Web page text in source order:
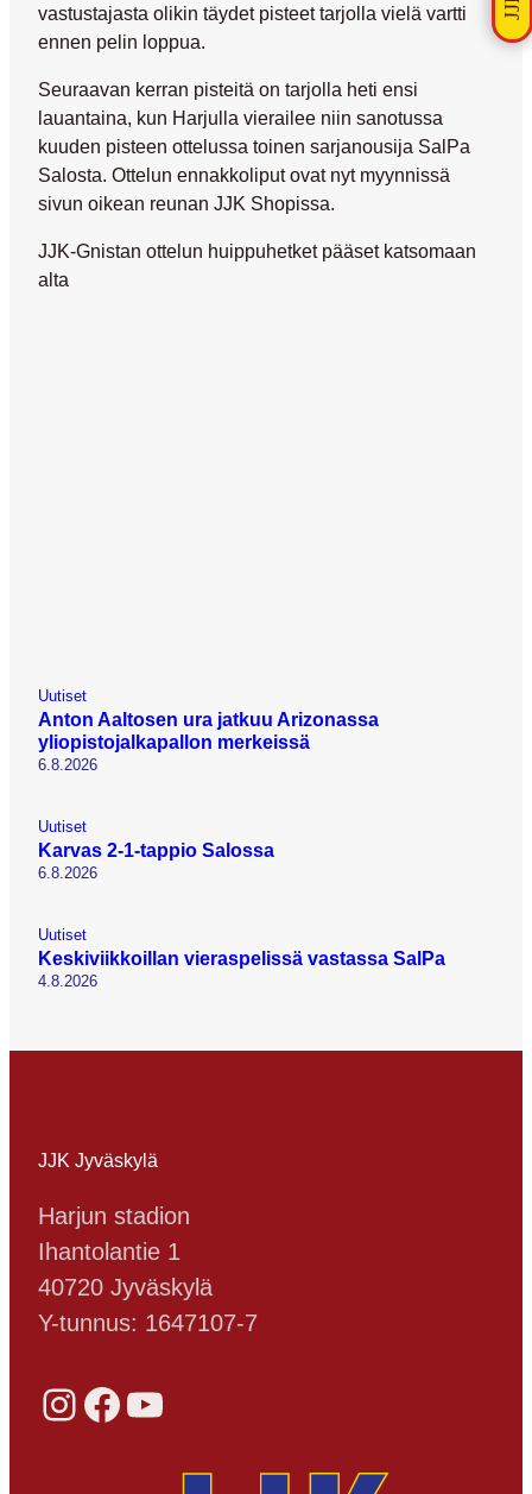
vastustajasta olikin täydet pisteet tarjolla vielä vartti
ennen pelin loppua.
Seuraavan kerran pisteitä on tarjolla heti ensi
lauantaina, kun Harjulla vierailee niin sanotussa
kuuden pisteen ottelussa toinen sarjanousija SalPa
Salosta. Ottelun ennakkoliput ovat nyt myynnissä
sivun oikean reunan JJK Shopissa.
JJK-Gnistan ottelun huippuhetket pääset katsomaan
alta
Uutiset
Anton Aaltosen ura jatkuu Arizonassa
yliopistojalkapallon merkeissä
6.8.2026
Uutiset
Karvas 2-1-tappio Salossa
6.8.2026
Uutiset
Keskiviikkoillan vieraspelissä vastassa SalPa
4.8.2026
JJK Jyväskylä
Harjun stadion
Ihantolantie 1
40720 Jyväskylä
Y-tunnus: 1647107-7
Instagram Facebook YouTube